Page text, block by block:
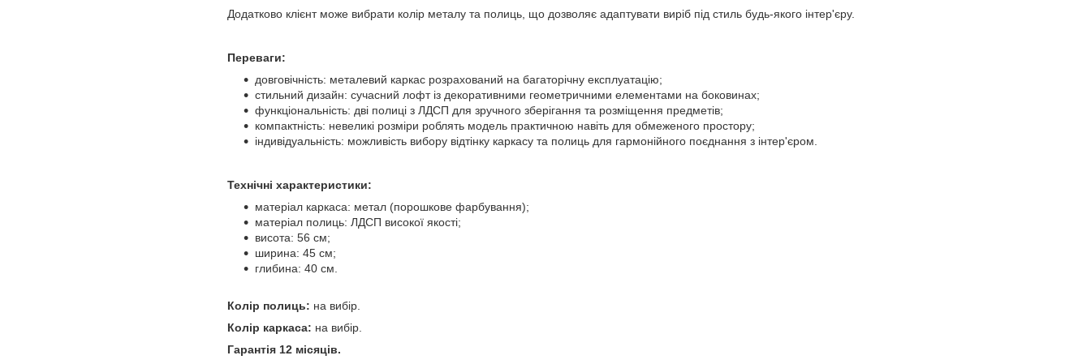
Додатково клієнт може вибрати колір металу та полиць, що дозволяє адаптувати виріб під стиль будь-якого інтер'єру.
Переваги:
довговічність: металевий каркас розрахований на багаторічну експлуатацію;
стильний дизайн: сучасний лофт із декоративними геометричними елементами на боковинах;
функціональність: дві полиці з ЛДСП для зручного зберігання та розміщення предметів;
компактність: невеликі розміри роблять модель практичною навіть для обмеженого простору;
індивідуальність: можливість вибору відтінку каркасу та полиць для гармонійного поєднання з інтер'єром.
Технічні характеристики:
матеріал каркаса: метал (порошкове фарбування);
матеріал полиць: ЛДСП високої якості;
висота: 56 см;
ширина: 45 см;
глибина: 40 см.
Колір полиць: на вибір.
Колір каркаса: на вибір.
Гарантія 12 місяців.